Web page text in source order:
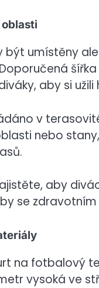
být umístěny
aby si užili
v
nebo
aby
se
na fotbalový
vysoká ve